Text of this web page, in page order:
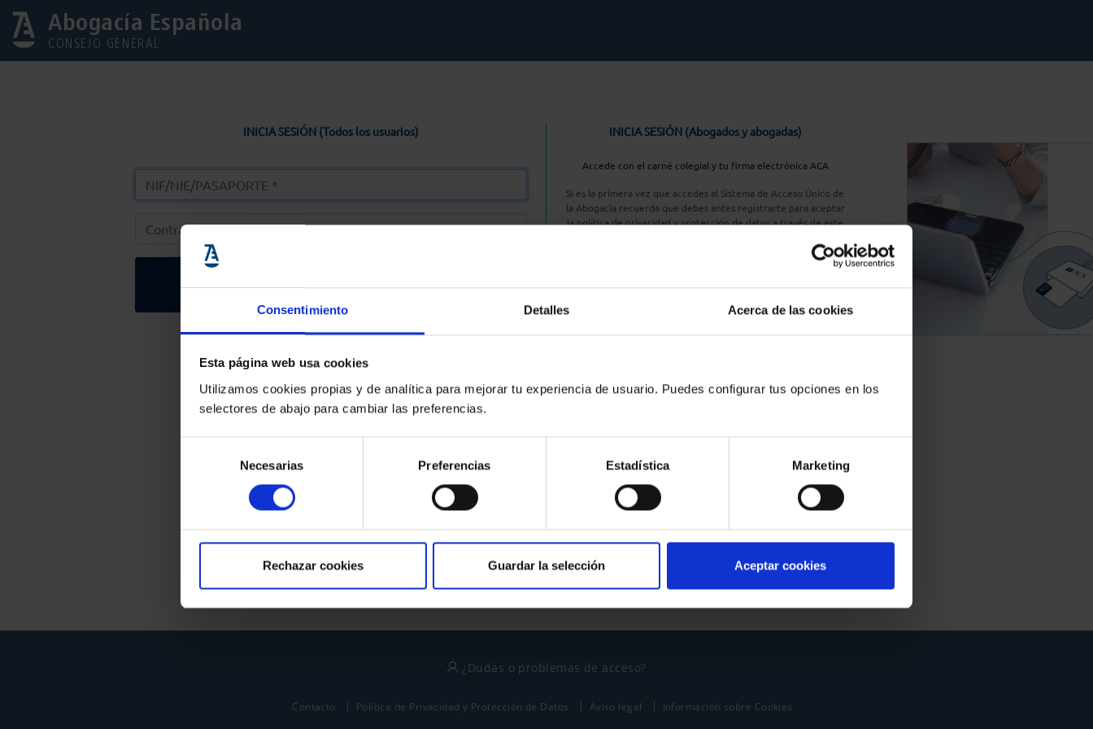
Consentimiento Detalles Acerca de las cookies
Esta página web usa cookies
Utilizamos cookies propias y de analítica para mejorar tu experiencia de usuario. Puedes configurar tus opciones en los
selectores de abajo para cambiar las preferencias.
consentimiento
Necesarias Preferencias Estadística Marketing
Rechazar cookies Guardar la selección Aceptar cookies
Abogacía Española
CONSEJO GENERAL
INICIA SESIÓN (Todos los usuarios)
Entrar
Solicitar Contraseña
INICIA SESIÓN (Abogados y abogadas)
Accede con el carné colegial y tu firma electrónica ACA
Si es la primera vez que accedes al Sistema de Acceso Único de
la Abogacía recuerda que debes antes registrarte para aceptar
la política de privacidad y protección de datos a través de este
Entrar con ACA Plus
¿No tienes cuenta?
política de privacidad
y términos del servicio
¿Dudas o problemas de acceso?
Contacto Política de Privacidad y Protección de Datos Aviso legal Información sobre Cookies